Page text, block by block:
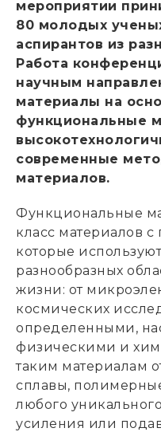
мероприятии
80 молодых
аспирантов из
Работа
научным
материалы на
функциональные
современные
материалов.
Функциональные
класс материалов
которые
разнообразных
жизни: от
космических
определенными,
физическими и
таким материалам
сплавы,
любого
усиления или